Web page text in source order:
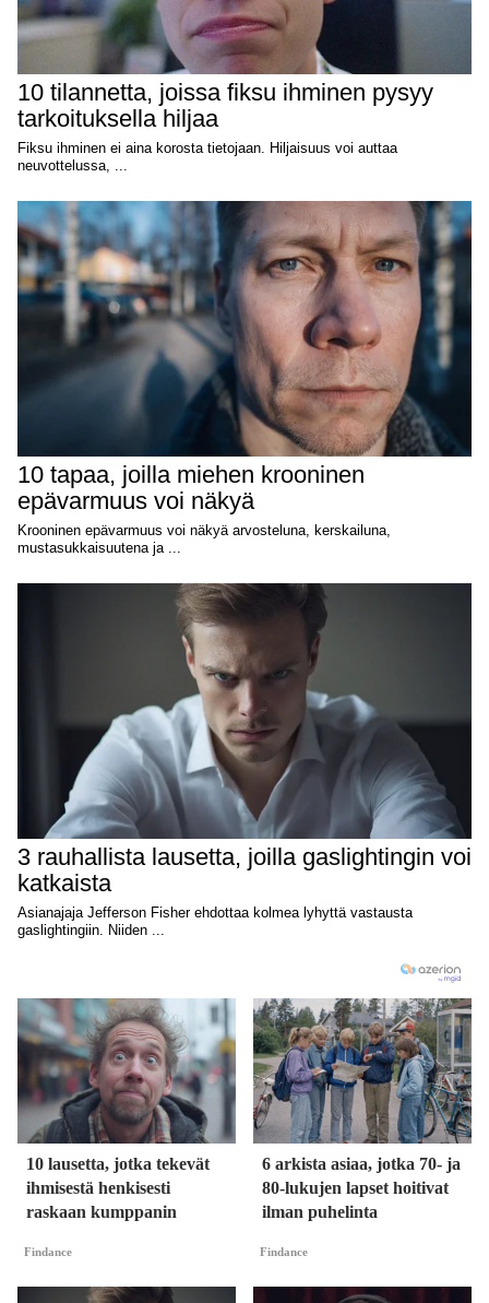
10 lausetta, jotka tekevät
ihmisestä henkisesti
raskaan kumppanin
Findance
6 arkista asiaa, jotka 70- ja
80-lukujen lapset hoitivat
ilman puhelinta
Findance